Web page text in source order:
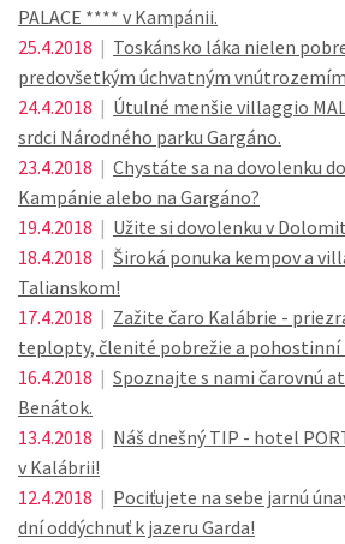
PALACE **** v Kampánii.
25.4.2018 | Toskánsko láka nielen
predovšetkým úchvatným
24.4.2018 | Útulné menšie villaggio
srdci Národného parku Gargáno.
23.4.2018 | Chystáte sa na dovolenku
Kampánie alebo na Gargáno?
19.4.2018 | Užite si dovolenku v
18.4.2018 | Široká ponuka kempov a
Talianskom!
17.4.2018 | Zažite čaro Kalábrie -
teplopty, členité pobrežie a pohostinní
16.4.2018 | Spoznajte s nami čarovnú
Benátok.
13.4.2018 | Náš dnešný TIP - hotel
v Kalábrii!
12.4.2018 | Pociťujete na sebe jarnú
dní oddýchnuť k jazeru Garda!